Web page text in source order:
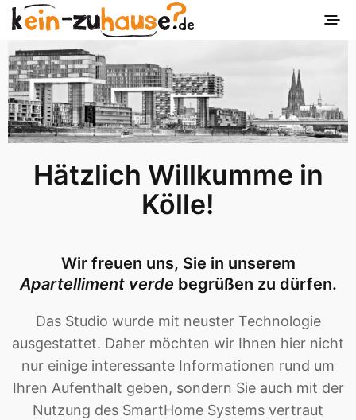
Hätzlich Willkumme in
Kölle!
Wir freuen uns, Sie in unserem
Apartelliment verde begrüßen zu dürfen.
Das Studio wurde mit neuster Technologie
ausgestattet. Daher möchten wir Ihnen hier nicht
nur einige interessante Informationen rund um
Ihren Aufenthalt geben, sondern Sie auch mit der
Nutzung des SmartHome Systems vertraut